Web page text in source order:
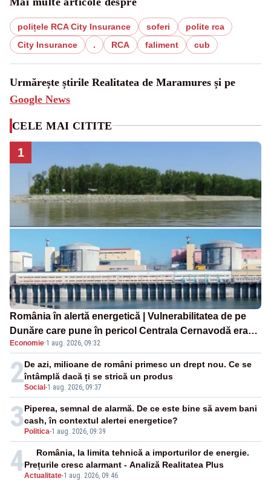
polițele RCA City Insurance soferi
polite rca
City Insurance
. RCA faliment cub
Urmărește știrile Realitatea de Maramures și pe
Google News
CELE MAI CITITE
1
România în alertă energetică | Vulnerabilitatea de pe
Dunăre care pune în pericol Centrala Cernavodă era
cunoscută de pe vremea lui Ceaușescu
Economie·1 aug. 2026, 09:32
2Social -1 aug. 2026, 09:37
De azi, milioane de români primesc un drept nou. Ce se
întâmplă dacă ți se strică un produs
3 Politica-1 aug. 2026, 09:39
Piperea, semnal de alarmă. De ce este bine să avem bani
cash, în contextul alertei energetice?
4Actualitate-1 aug. 2026, 09:46
România, la limita tehnică a importurilor de energie.
Prețurile cresc alarmant - Analiză Realitatea Plus